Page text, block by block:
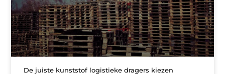
De juiste kunststof logistieke dragers kiezen